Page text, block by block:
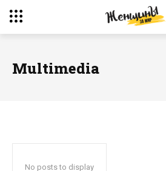
Multimedia
No posts to display